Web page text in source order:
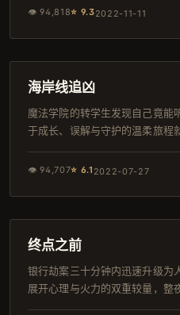
👁94,818⭐ 9.32022-11-11
连载中
海岸线追凶
魔法学院的转学生发现自己竟能
于成长、误解与守护的温柔旅程
👁94,707⭐ 6.1 2022-07-27
日本
终点之前
银行劫案三十分钟内迅速升级为
展开心理与火力的双重较量，整